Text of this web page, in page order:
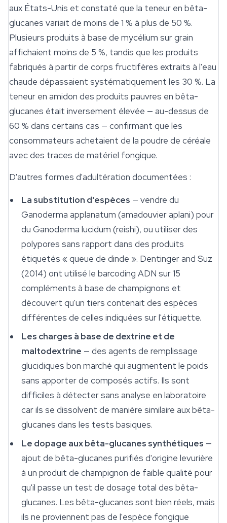
aux États-Unis et constaté que la teneur en bêta-
glucanes variait de moins de 1 % à plus de 50 %.
Plusieurs produits à base de mycélium sur grain
affichaient moins de 5 %, tandis que les produits
fabriqués à partir de corps fructifères extraits à l'eau
chaude dépassaient systématiquement les 30 %. La
teneur en amidon des produits pauvres en bêta-
glucanes était inversement élevée — au-dessus de
60 % dans certains cas — confirmant que les
consommateurs achetaient de la poudre de céréale
avec des traces de matériel fongique.
D'autres formes d'adultération documentées :
La substitution d'espèces — vendre du
Ganoderma applanatum (amadouvier aplani) pour
du Ganoderma lucidum (reishi), ou utiliser des
polypores sans rapport dans des produits
étiquetés « queue de dinde ». Dentinger and Suz
(2014) ont utilisé le barcoding ADN sur 15
compléments à base de champignons et
découvert qu'un tiers contenait des espèces
différentes de celles indiquées sur l'étiquette.
Les charges à base de dextrine et de
maltodextrine — des agents de remplissage
glucidiques bon marché qui augmentent le poids
sans apporter de composés actifs. Ils sont
difficiles à détecter sans analyse en laboratoire
car ils se dissolvent de manière similaire aux bêta-
glucanes dans les tests basiques.
Le dopage aux bêta-glucanes synthétiques —
ajout de bêta-glucanes purifiés d'origine levurière
à un produit de champignon de faible qualité pour
qu'il passe un test de dosage total des bêta-
glucanes. Les bêta-glucanes sont bien réels, mais
ils ne proviennent pas de l'espèce fongique